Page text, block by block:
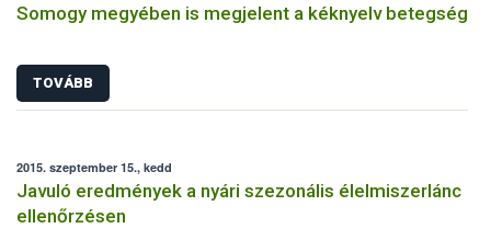
Somogy megyében is megjelent a kéknyelv betegség
TOVÁBB
2015. szeptember 15., kedd
Javuló eredmények a nyári szezonális élelmiszerlánc
ellenőrzésen